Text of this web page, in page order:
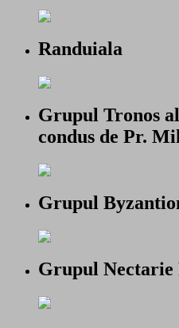
Randuiala
Grupul Tronos
condus de Pr.
Grupul
Grupul Nectarie